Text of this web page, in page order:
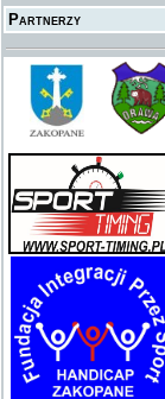
Partnerzy